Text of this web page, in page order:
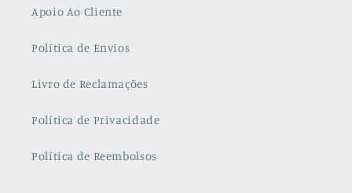
Apoio Ao Cliente
Política de Envios
Livro de Reclamações
Política de Privacidade
Política de Reembolsos